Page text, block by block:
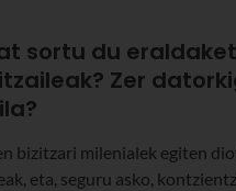
sortu du
Zer
bizitzari milenialek egiten
eta, seguru asko,